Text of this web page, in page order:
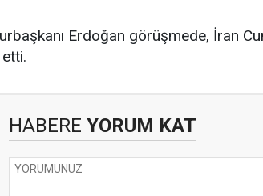
Erdoğan görüşmede, İran
HABERE YORUM KAT